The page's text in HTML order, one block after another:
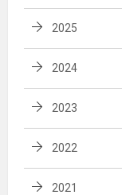
2025
2024
2023
2022
2021